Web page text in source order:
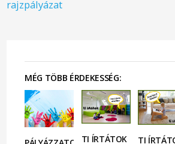
rajzpályázat
MÉG TÖBB ÉRDEKESSÉG:
TI ÍRTÁTOK
TI